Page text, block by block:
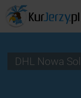
DHL Nowa Sol